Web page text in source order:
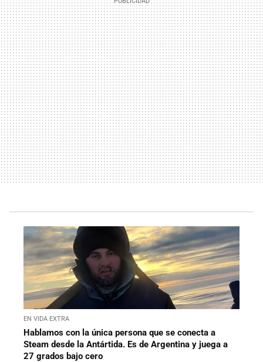
EN VIDA EXTRA
Hablamos con la única persona que se conecta a
Steam desde la Antártida. Es de Argentina y juega a
27 grados bajo cero